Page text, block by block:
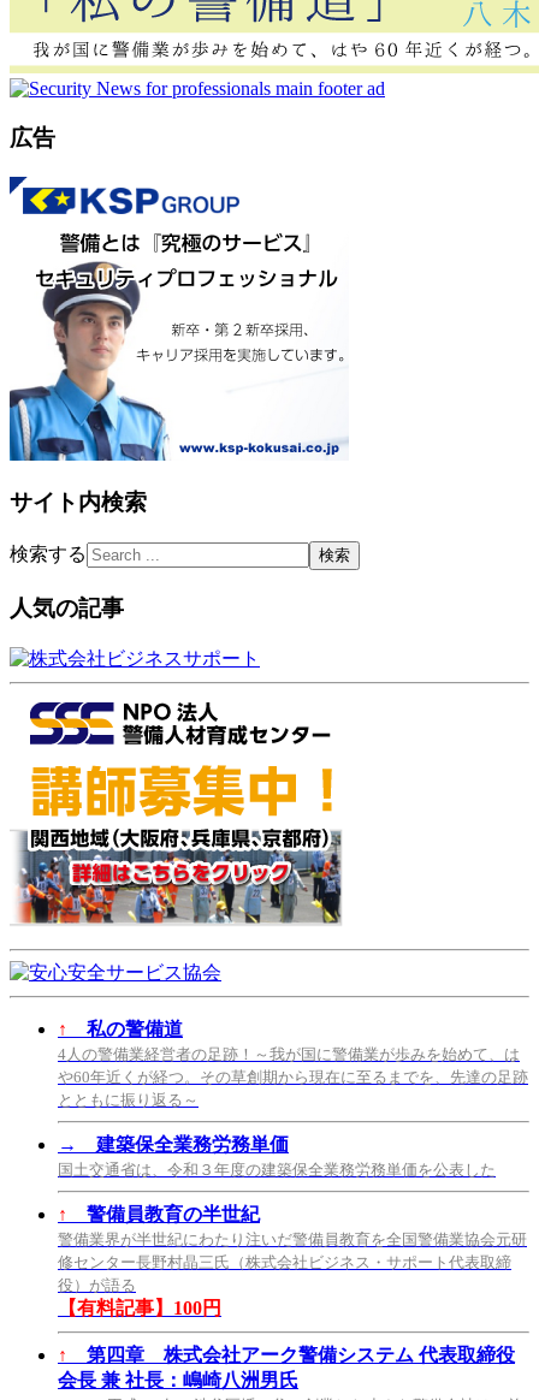
広告
サイト内検索
検索する
人気の記事
↑ 私の警備道
4人の警備業経営者の足跡！～我が国に警備業が歩みを始めて、は
や60年近くが経つ。その草創期から現在に至るまでを、先達の足跡
とともに振り返る～
→ 建築保全業務労務単価
国土交通省は、令和３年度の建築保全業務労務単価を公表した
↑ 警備員教育の半世紀
警備業界が半世紀にわたり注いだ警備員教育を全国警備業協会元研
修センター長野村晶三氏（株式会社ビジネス・サポート代表取締
役）が語る
【有料記事】100円
↑
第四章 株式会社アーク警備システム 代表取締役
会長 兼 社長：嶋崎八洲男氏